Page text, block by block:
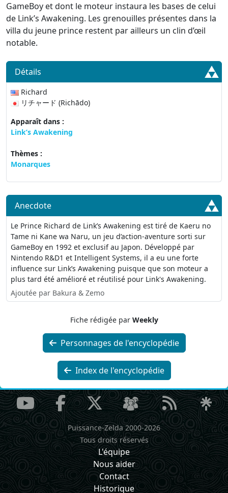
GameBoy et dont le moteur instaura les bases de celui
de Link’s Awakening. Les grenouilles présentes dans la
villa du jeune prince restent par ailleurs un clin d’œil
notable.
Détails
Richard
リチャード (Richādo)
Apparaît dans :
Link’s Awakening
Thèmes :
Monarques
Anecdote
Le Prince Richard de Link’s Awakening est tiré de Kaeru no
Tame ni Kane wa Naru, un jeu d’action-aventure sorti sur
GameBoy en 1992 et exclusif au Japon. Développé par
Nintendo R&D1 et Intelligent Systems, il a eu une forte
influence sur Link’s Awakening puisque que son moteur a
plus tard été amélioré et réutilisé pour Link's Awakening.
Ajoutée par Bakura & Zemo
Fiche rédigée par Weekly
Personnages de l'encyclopédie
Index de l'encyclopédie
Puissance-Zelda 2000-2026
Tous droits réservés
L'équipe
Nous aider
Contact
Historique